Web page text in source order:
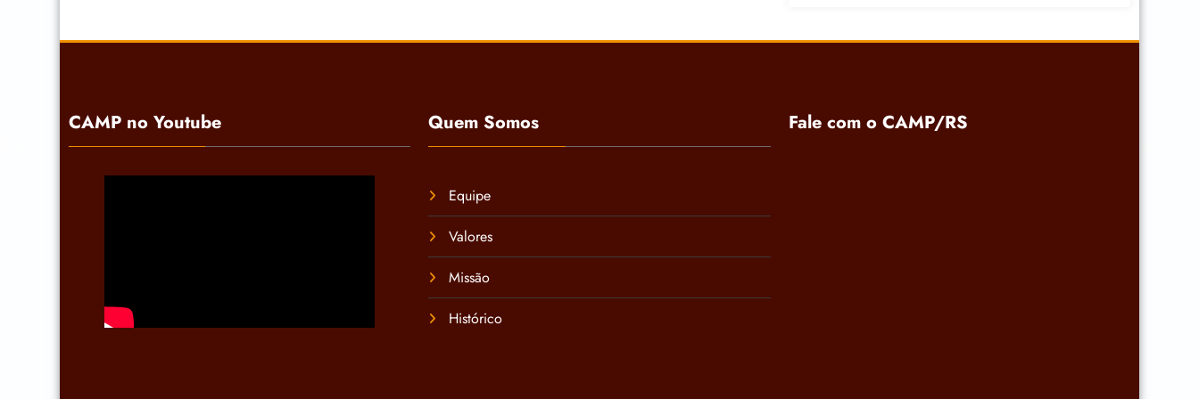
CAMP no Youtube Quem Somos
Equipe
Valores
Missão
Histórico
Fale com o CAMP/RS